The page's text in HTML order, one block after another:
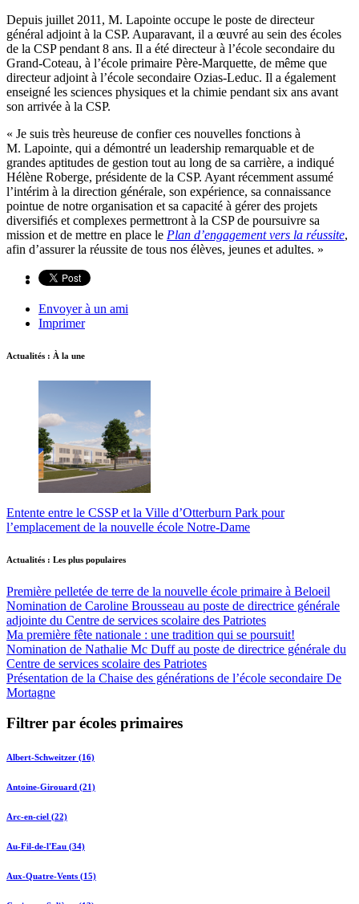
Depuis juillet 2011, M. Lapointe occupe le poste de directeur
général adjoint à la CSP. Auparavant, il a œuvré au sein des écoles
de la CSP pendant 8 ans. Il a été directeur à l’école secondaire du
Grand-Coteau, à l’école primaire Père-Marquette, de même que
directeur adjoint à l’école secondaire Ozias-Leduc. Il a également
enseigné les sciences physiques et la chimie pendant six ans avant
son arrivée à la CSP.
« Je suis très heureuse de confier ces nouvelles fonctions à
M. Lapointe, qui a démontré un leadership remarquable et de
grandes aptitudes de gestion tout au long de sa carrière, a indiqué
Hélène Roberge, présidente de la CSP. Ayant récemment assumé
l’intérim à la direction générale, son expérience, sa connaissance
pointue de notre organisation et sa capacité à gérer des projets
diversifiés et complexes permettront à la CSP de poursuivre sa
mission et de mettre en place le Plan d’engagement vers la réussite,
afin d’assurer la réussite de tous nos élèves, jeunes et adultes. »
Envoyer à un ami
Imprimer
Actualités : À la une
Entente entre le CSSP et la Ville d’Otterburn Park pour
l’emplacement de la nouvelle école Notre-Dame
Actualités : Les plus populaires
Première pelletée de terre de la nouvelle école primaire à Beloeil
Nomination de Caroline Brousseau au poste de directrice générale
adjointe du Centre de services scolaire des Patriotes
Ma première fête nationale : une tradition qui se poursuit!
Nomination de Nathalie Mc Duff au poste de directrice générale du
Centre de services scolaire des Patriotes
Présentation de la Chaise des générations de l’école secondaire De
Mortagne
Filtrer par écoles primaires
Albert-Schweitzer (16)
Antoine-Girouard (21)
Arc-en-ciel (22)
Au-Fil-de-l'Eau (34)
Aux-Quatre-Vents (15)